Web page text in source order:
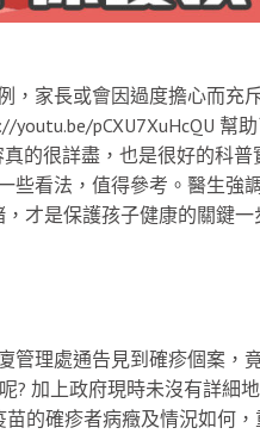
，家長或會因過度擔心而充
pCXU7XuHcQU 幫
的很詳盡，也是很好的科
些看法，值得參考。醫生強
才是保護孩子健康的關鍵一
管理處通告見到確疹個案，
? 加上政府現時未沒有詳細
的確疹者病癥及情況如何